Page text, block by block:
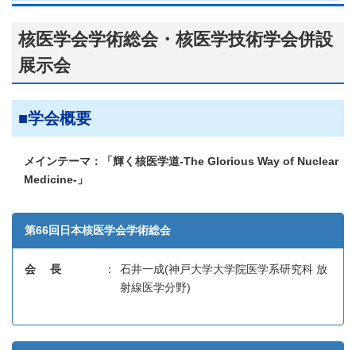
核医学会学術総会・核医学技術学会併設
展示会
学会概要
メインテーマ：「輝く核医学道-The Glorious Way of Nuclear
Medicine-」
第66回日本核医学会学術総会
会 長 ：
石井一成(神戸大学大学院医学系研究科 放
射線医学分野)